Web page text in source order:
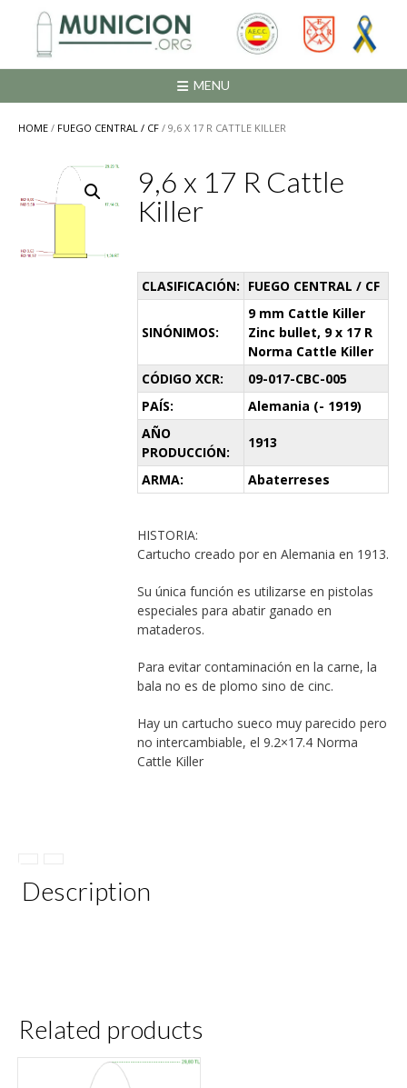
contenido
MENU
HOME / FUEGO CENTRAL / CF / 9,6 X 17 R CATTLE KILLER
9,6 x 17 R Cattle
Killer
CLASIFICACIÓN: FUEGO CENTRAL / CF
SINÓNIMOS:
9 mm Cattle Killer
Zinc bullet, 9 x 17 R
Norma Cattle Killer
CÓDIGO XCR:
09-017-CBC-005
PAÍS:
Alemania (- 1919)
AÑO
PRODUCCIÓN:
1913
ARMA: Abaterreses
HISTORIA:
Cartucho creado por en Alemania en 1913.
Su única función es utilizarse en pistolas
especiales para abatir ganado en
mataderos.
Para evitar contaminación en la carne, la
bala no es de plomo sino de cinc.
Hay un cartucho sueco muy parecido pero
no intercambiable, el 9.2×17.4 Norma
Cattle Killer
Description
Related products